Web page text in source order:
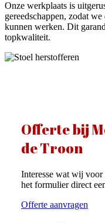
Onze werkplaats is
gereedschappen, zodat
kunnen werken. Dit
topkwaliteit.
Offerte bij
de Troon
Interesse wat wij voor
het formulier direct
Offerte aanvragen